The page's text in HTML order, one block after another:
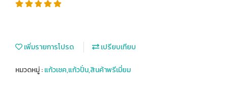
เพิ่มรายการโปรด เปรียบเทียบ
หมวดหมู่ :แก้วเชค,แก้วปั่น,สินค้าพรีเมี่ยม